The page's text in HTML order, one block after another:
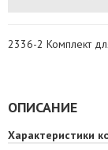
2336-2 Комплект
ОПИСАНИЕ
Характеристики